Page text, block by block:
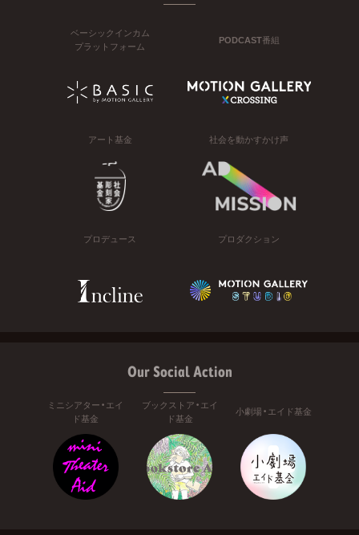
ベーシックインカム
プラットフォーム
PODCAST番組
アート基金 社会を動かすかけ声
プロデュース プロダクション
Our Social Action
ミニシアター・エイ
ド基金
ブックストア・エイ
ド基金
小劇場・エイド基金